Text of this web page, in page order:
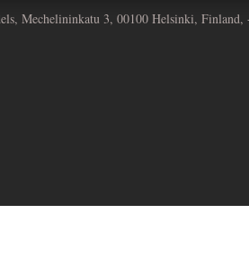
Mechelininkatu 3, 00100 Helsinki,